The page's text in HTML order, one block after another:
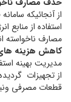
از آنجائیكه
استفاده از
مصارف ناخواسته
كاهش هزینه
مدیریت بهینه
از تجهیزات
قطعات مصرفی